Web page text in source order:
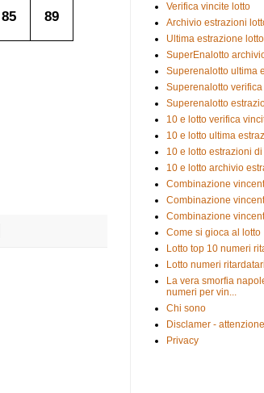
85 89
Verifica vincite lotto
Archivio estrazioni
Ultima estrazione lotto
SuperEnalotto
Superenalotto ultima
Superenalotto verifica
Superenalotto
10 e lotto verifica
10 e lotto ultima
10 e lotto estrazioni
10 e lotto archivio
Combinazione
Combinazione
Combinazione
Come si gioca al lotto
Lotto top 10 numeri
Lotto numeri
La vera smorfia
numeri per vin...
Chi sono
Disclamer - attenzione
Privacy